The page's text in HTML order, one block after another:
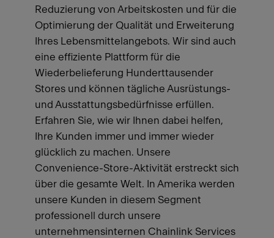
Reduzierung von Arbeitskosten und für die
Optimierung der Qualität und Erweiterung
Ihres Lebensmittelangebots. Wir sind auch
eine effiziente Plattform für die
Wiederbelieferung Hunderttausender
Stores und können tägliche Ausrüstungs-
und Ausstattungsbedürfnisse erfüllen.
Erfahren Sie, wie wir Ihnen dabei helfen,
Ihre Kunden immer und immer wieder
glücklich zu machen. Unsere
Convenience-Store-Aktivität erstreckt sich
über die gesamte Welt. In Amerika werden
unsere Kunden in diesem Segment
professionell durch unsere
unternehmensinternen Chainlink Services